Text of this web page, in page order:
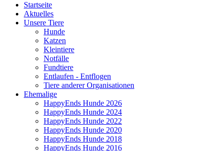
Startseite
Aktuelles
Unsere Tiere
Hunde
Katzen
Kleintiere
Notfälle
Fundtiere
Entlaufen - Entflogen
Tiere anderer Organisationen
Ehemalige
HappyEnds Hunde 2026
HappyEnds Hunde 2024
HappyEnds Hunde 2022
HappyEnds Hunde 2020
HappyEnds Hunde 2018
HappyEnds Hunde 2016